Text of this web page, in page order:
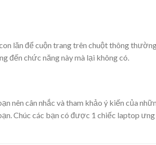
lăn để cuộn trang trên chuột thông
đến chức năng này mà lại không có.
nên cân nhắc và tham khảo ý kiến của
Chúc các bạn có được 1 chiếc laptop ưng